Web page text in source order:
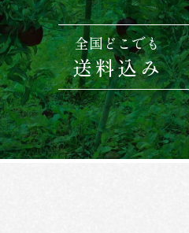
全国どこでも
送料込み